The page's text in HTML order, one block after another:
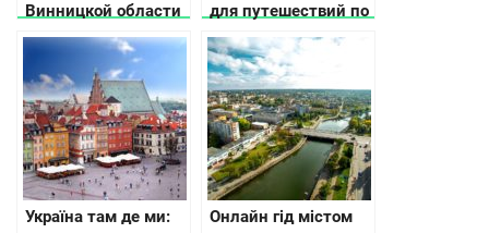
Винницкой области
выставлен на
для путешествий по
Украине по версии
CNN
Україна там де ми:
Онлайн гід містом